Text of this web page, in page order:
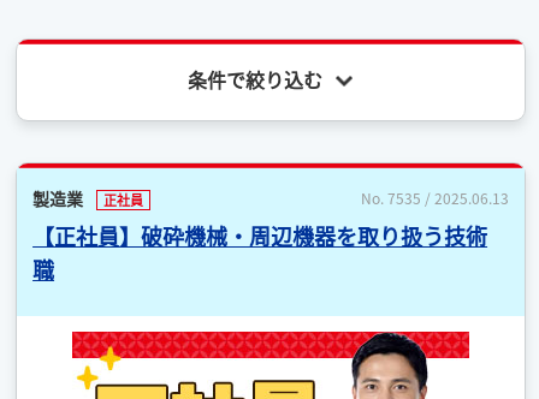
条件で絞り込む
製造業 正社員 No. 7535 / 2025.06.13
【正社員】破砕機械・周辺機器を取り扱う技術
職